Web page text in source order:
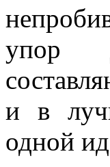
упор
и в
одной